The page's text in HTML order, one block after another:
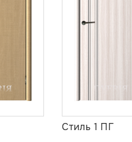
Стиль 1 ПГ